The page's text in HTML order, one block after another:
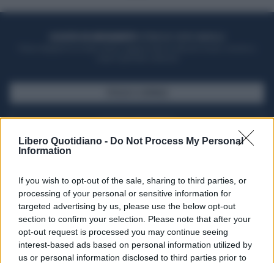
Libero Quotidiano - Do Not Process My Personal
Information
If you wish to opt-out of the sale, sharing to third parties, or
processing of your personal or sensitive information for
targeted advertising by us, please use the below opt-out
section to confirm your selection. Please note that after your
opt-out request is processed you may continue seeing
interest-based ads based on personal information utilized by
us or personal information disclosed to third parties prior to